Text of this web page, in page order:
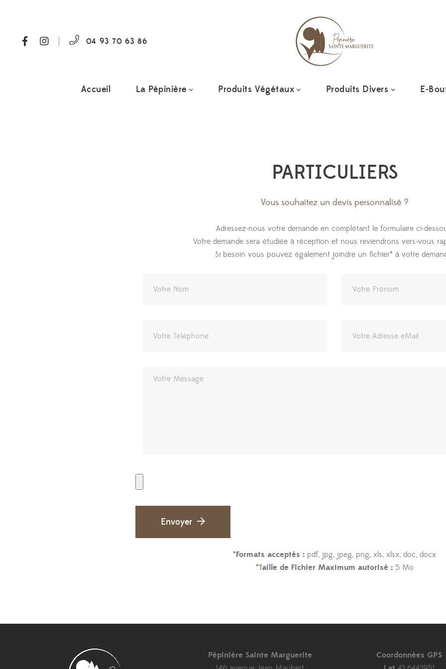
04 93 70 63 86
Accueil La Pépinière Produits Végétaux Produits Divers E-
PARTICULIERS
Vous souhaitez un devis personnalisé ?
Adressez-nous votre demande en complétant le formulaire ci-
Votre demande sera étudiée à réception et nous reviendrons vers-vous
Si besoin vous pouvez également joindre un fichier* à votre
Envoyer
*Formats acceptés : pdf, jpg, jpeg, png, xls, xlsx, doc, docx
*Taille de Fichier Maximum autorisé :5 Mo
Pépinière Sainte Marguerite
Coordonnées GPS